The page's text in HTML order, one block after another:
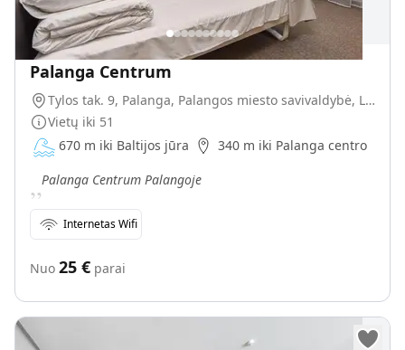
Palanga Centrum
Tylos tak. 9, Palanga, Palangos miesto savivaldybė, Lietuva
Vietų iki 51
670 m iki Baltijos jūra
340 m iki Palanga centro
„Palanga Centrum Palangoje
Internetas Wifi
Nuo 25 € parai